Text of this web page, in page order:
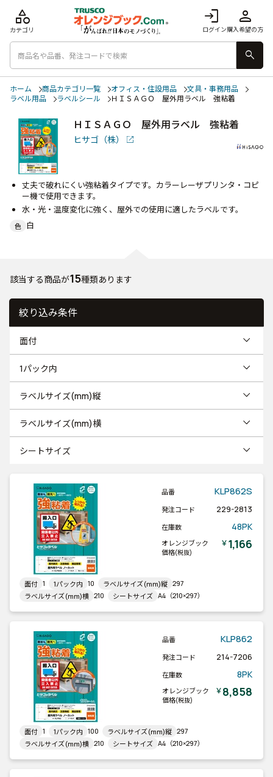
login
ログイン
person
購入希望の方
category
カテゴリ
search
ホーム 商品カテゴリ一覧 オフィス・住設用品
文具・事務用品
ラベル用品
ラベルシール ＨＩＳＡＧＯ 屋外用ラベル 強粘着
ＨＩＳＡＧＯ 屋外用ラベル 強粘着
ヒサゴ（株）
丈夫で破れにくい強粘着タイプです。カラーレーザプリンタ・コピ
ー機で使用できます。
水・光・温度変化に強く、屋外での使用に適したラベルです。
色 白
該当する商品が15種類あります
絞り込み条件
面付
1パック内
ラベルサイズ(mm)縦
ラベルサイズ(mm)横
シートサイズ
品番 KLP862S
発注コード 229-2813
在庫数 48PK
オレンジブック
価格(税抜)
￥1,166
面付 1 1パック内 10 ラベルサイズ(mm)縦 297
ラベルサイズ(mm)横 210 シートサイズ A4（210×297）
品番 KLP862
発注コード 214-7206
在庫数 8PK
オレンジブック
価格(税抜)
￥8,858
面付 1 1パック内 100 ラベルサイズ(mm)縦 297
ラベルサイズ(mm)横 210 シートサイズ A4（210×297）